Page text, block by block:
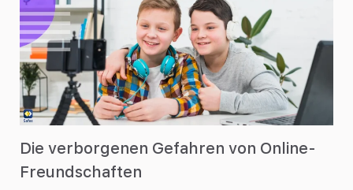
Die verborgenen Gefahren von Online-
Freundschaften